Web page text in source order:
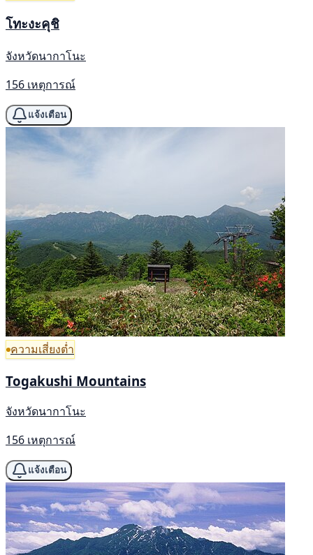
โทะงะคุชิ
จังหวัดนากาโนะ
156 เหตุการณ์
แจ้งเตือน
ความเสี่ยงต่ำ
Togakushi Mountains
จังหวัดนากาโนะ
156 เหตุการณ์
แจ้งเตือน